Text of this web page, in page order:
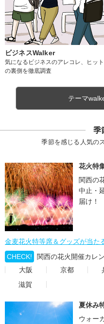
ビジネスWalker
気になるビジネスのアレコレ、ヒット
の裏側を徹底調査
テーマ
季
季節を感じる人気の
花火特
関西の
中止・
届け！
金麦花火特等席＆グッズが当た
CHECK!
関西の花火開催カレ
大阪
京都
滋賀
夏休み
ウォー